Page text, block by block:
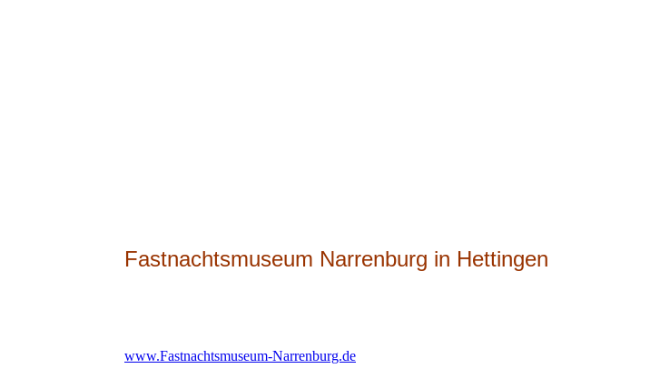
Fastnachtsmuseum Narrenburg in Hettingen
www.Fastnachtsmuseum-Narrenburg.de